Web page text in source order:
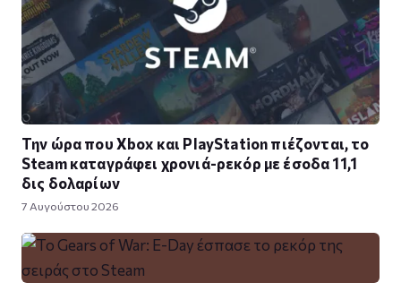
Την ώρα που Xbox και PlayStation πιέζονται, το
Steam καταγράφει χρονιά-ρεκόρ με έσοδα 11,1
δις δολαρίων
7 Αυγούστου 2026